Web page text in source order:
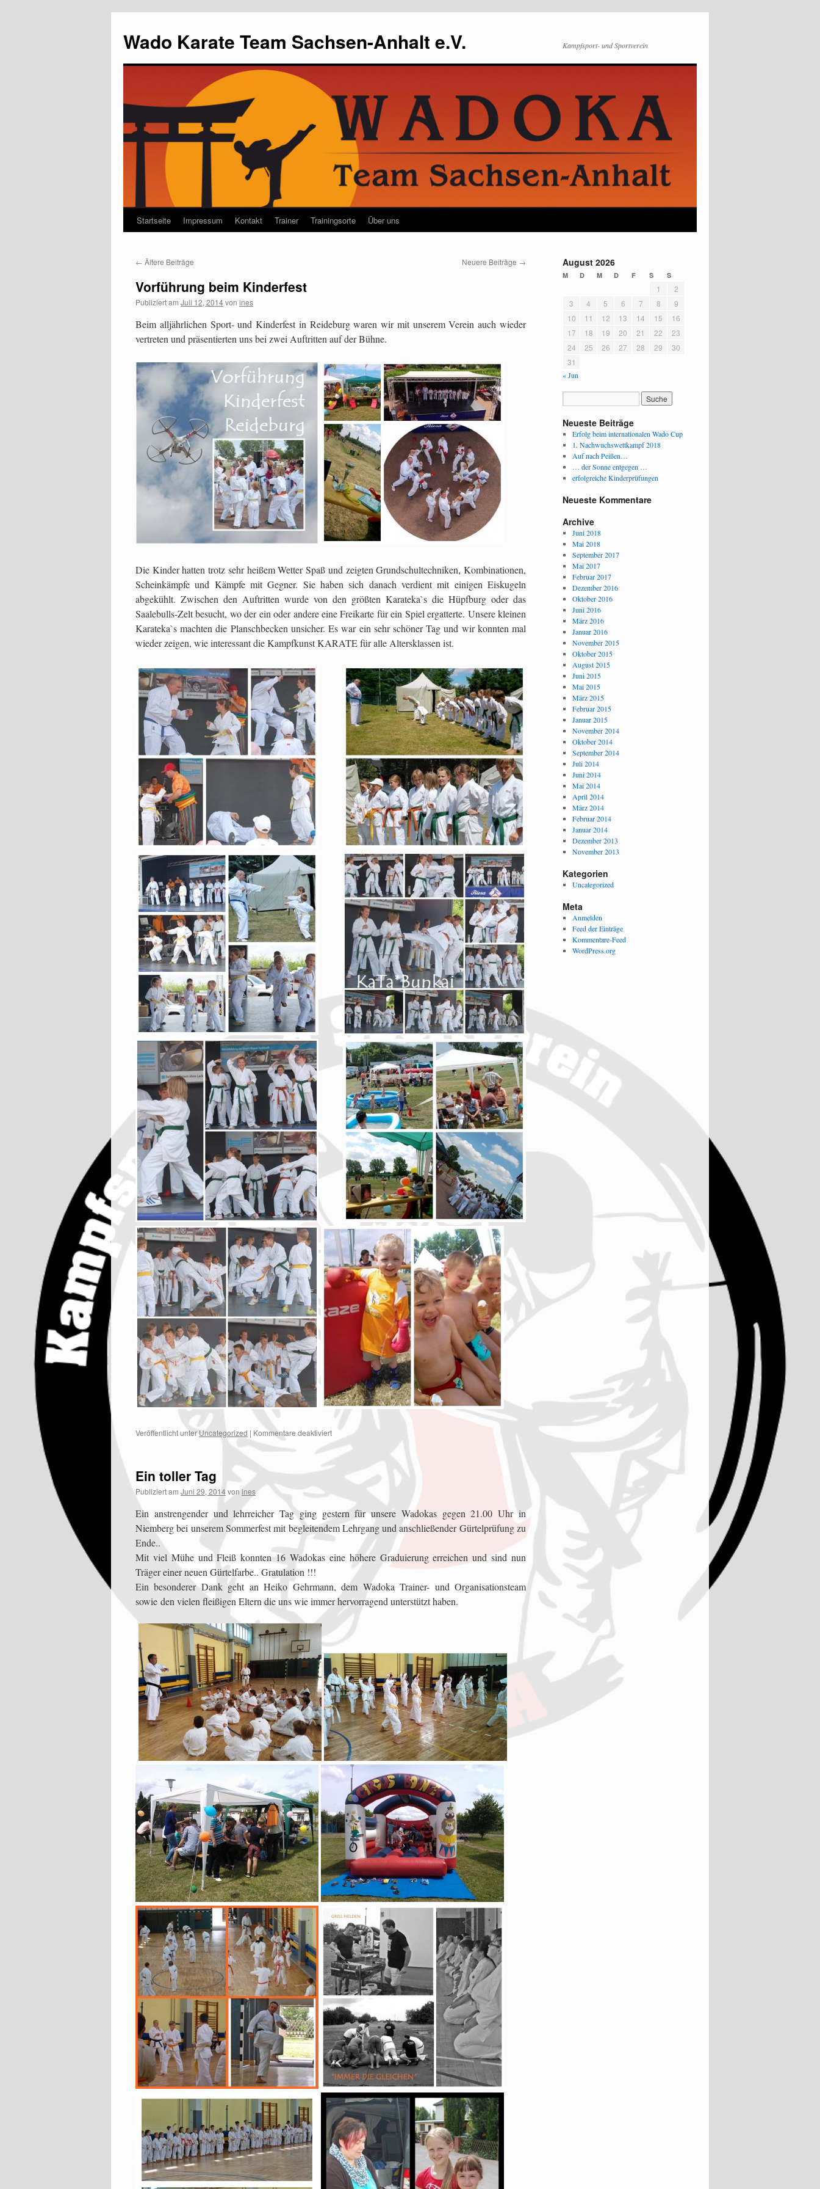
Wado Karate Team Sachsen-Anhalt e.V. Kampfsport- und Sportverein
Startseite Impressum Kontakt Trainer Trainingsorte Über uns
← Ältere Beiträge Neuere Beiträge →
Vorführung beim Kinderfest
Publiziert am Juli 12, 2014von ines
Beim alljährlichen Sport- und Kinderfest in Reideburg waren wir mit unserem Verein auch wieder
vertreten und präsentierten uns bei zwei Auftritten auf der Bühne.
Die Kinder hatten trotz sehr heißem Wetter Spaß und zeigten Grundschultechniken, Kombinationen,
Scheinkämpfe und Kämpfe mit Gegner. Sie haben sich danach verdient mit einigen Eiskugeln
abgekühlt. Zwischen den Auftritten wurde von den größten Karateka`s die Hüpfburg oder das
Saalebulls-Zelt besucht, wo der ein oder andere eine Freikarte für ein Spiel ergatterte. Unsere kleinen
Karateka`s machten die Planschbecken unsicher. Es war ein sehr schöner Tag und wir konnten mal
wieder zeigen, wie interessant die Kampfkunst KARATE für alle Altersklassen ist.
Veröffentlicht unterUncategorized | Kommentare deaktiviert
Ein toller Tag
Publiziert am Juni 29, 2014von ines
Ein anstrengender und lehrreicher Tag ging gestern für unsere Wadokas gegen 21.00 Uhr in
Niemberg bei unserem Sommerfest mit begleitendem Lehrgang und anschließender Gürtelprüfung zu
Ende..
Mit viel Mühe und Fleiß konnten 16 Wadokas eine höhere Graduierung erreichen und sind nun
Träger einer neuen Gürtelfarbe.. Gratulation !!!
Ein besonderer Dank geht an Heiko Gehrmann, dem Wadoka Trainer- und Organisationsteam
sowie den vielen fleißigen Eltern die uns wie immer hervorragend unterstützt haben.
August 2026
M D M D F S S
1
2
3
4 5 6 7 8
9
10
11 12 13 14 15
16
17
18 19 20 21 22
23
24
25 26 27 28 29
30
31
« Jun
Neueste Beiträge
Erfolg beim internationalen Wado Cup
1. Nachwuchswettkampf 2018
Auf nach Peißen…
… der Sonne entgegen …
erfolgreiche Kinderprüfungen
Neueste Kommentare
Archive
Juni 2018
Mai 2018
September 2017
Mai 2017
Februar 2017
Dezember 2016
Oktober 2016
Juni 2016
März 2016
Januar 2016
November 2015
Oktober 2015
August 2015
Juni 2015
Mai 2015
März 2015
Februar 2015
Januar 2015
November 2014
Oktober 2014
September 2014
Juli 2014
Juni 2014
Mai 2014
April 2014
März 2014
Februar 2014
Januar 2014
Dezember 2013
November 2013
Kategorien
Uncategorized
Meta
Anmelden
Feed der Einträge
Kommentare-Feed
WordPress.org